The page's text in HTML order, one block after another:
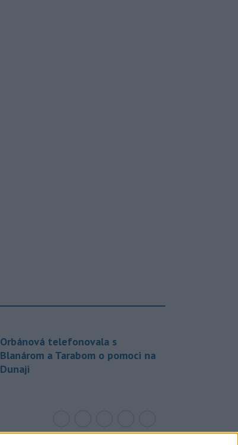
Orbánová telefonovala s
Blanárom a Tarabom o pomoci na
Dunaji
page page
feed